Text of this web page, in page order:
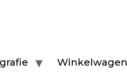
Winkelwagen